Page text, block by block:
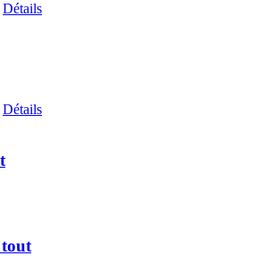
Détails
Détails
tout